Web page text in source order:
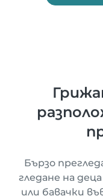
Бързо
гледане на
или бавачки